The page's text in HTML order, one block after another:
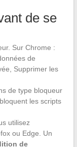
de se
Sur Chrome :
de
Supprimer les
de type bloqueur
les scripts
utilisez
ou Edge. Un
de